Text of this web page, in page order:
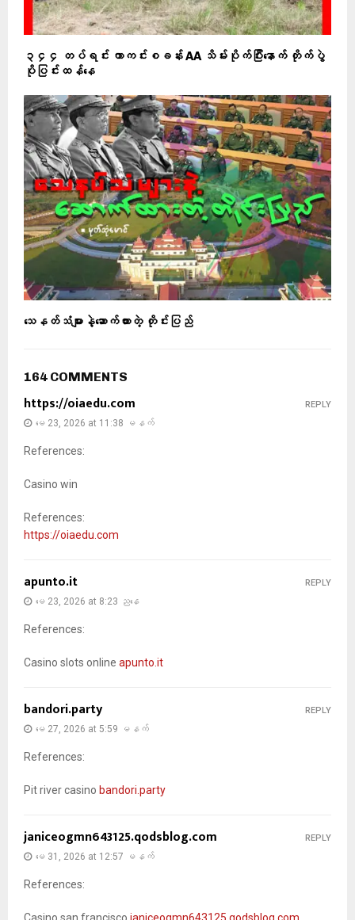
၃၄၄ တပ်ရင်း ကာကင်းစခန်း AA သိမ်းပိုက်ပြီးနောက် တိုက်ပွဲ
ပိုပြင်းထန်နေ
သေနတ်သံများနဲ့ဆောက်ထားတဲ့ တိုင်းပြည်
164 COMMENTS
https://oiaedu.com
မေ 23, 2026 at 11:38 မနက်
References:
Casino win
References:
https://oiaedu.com
REPLY
apunto.it
မေ 23, 2026 at 8:23 ညနေ
References:
Casino slots online apunto.it
REPLY
bandori.party
မေ 27, 2026 at 5:59 မနက်
References:
Pit river casino bandori.party
REPLY
janiceogmn643125.qodsblog.com
မေ 31, 2026 at 12:57 မနက်
References:
REPLY